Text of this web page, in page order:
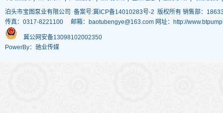
泊头市宝图泵业有限公司
备案号:冀ICP备14010283号-2 版权所有 销售部：
传真：0317-8221100 邮箱：baotubengye@163.com 网址：http://
冀公网安备13098102002350
PowerBy：驰业传媒